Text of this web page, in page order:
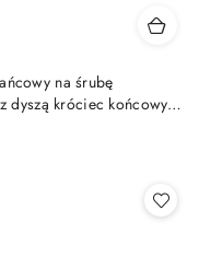
na śrubę
dyszą króciec końcowy